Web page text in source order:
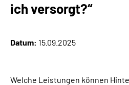
KBS exklusiv
ich versorgt?“
Datum: 15.09.2025
Welche Leistungen können